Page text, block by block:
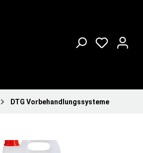
DTG Vorbehandlungssysteme